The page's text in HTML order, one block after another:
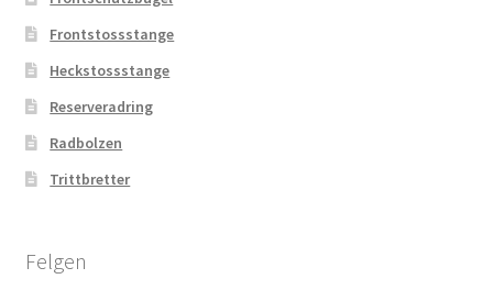
Frontstossstange
Heckstossstange
Reserveradring
Radbolzen
Trittbretter
Felgen